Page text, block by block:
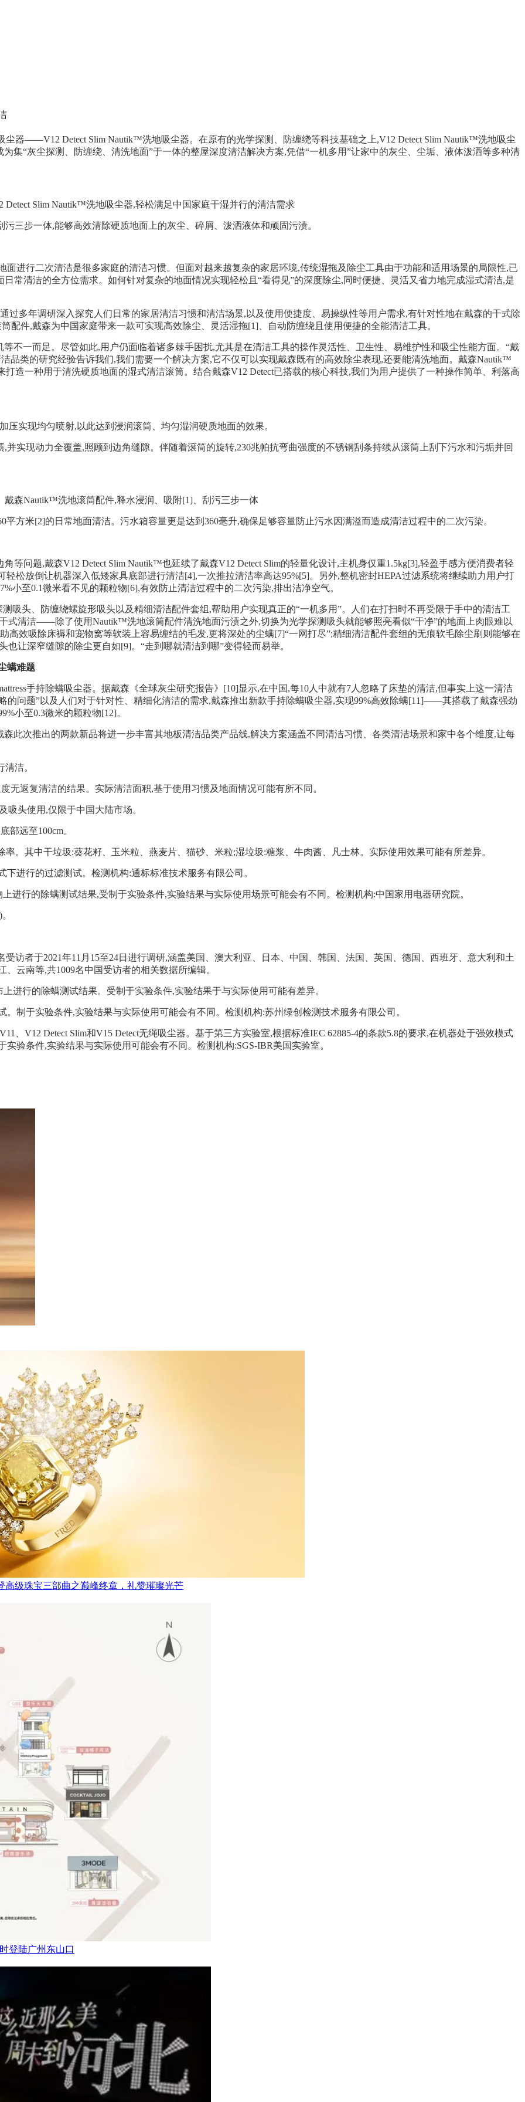
尘器——V12 Detect Slim Nautik™洗地吸尘器。在原有的光学探测、防缠绕等科技基础之上,V12 Detect Slim Nautik™洗地吸尘
“灰尘探测、防缠绕、清洗地面”于一体的整屋深度清洁解决方案,凭借“一机多用”让家中的灰尘、尘垢、液体泼洒等多种清
Detect Slim Nautik™洗地吸尘器,轻松满足中国家庭干湿并行的清洁需求
三步一体,能够高效清除硬质地面上的灰尘、碎屑、泼洒液体和顽固污渍。
进行二次清洁是很多家庭的清洁习惯。但面对越来越复杂的家居环境,传统湿拖及除尘工具由于功能和适用场景的局限性,已
常清洁的全方位需求。如何针对复杂的地面情况实现轻松且“看得见”的深度除尘,同时便捷、灵活又省力地完成湿式清洁,是
过多年调研深入探究人们日常的家居清洁习惯和清洁场景,以及使用便捷度、易操纵性等用户需求,有针对性地在戴森的干式除
件,戴森为中国家庭带来一款可实现高效除尘、灵活湿拖[1]、自动防缠绕且使用便捷的全能清洁工具。
不一而足。尽管如此,用户仍面临着诸多棘手困扰,尤其是在清洁工具的操作灵活性、卫生性、易维护性和吸尘性能方面。“戴
品类的研究经验告诉我们,我们需要一个解决方案,它不仅可以实现戴森既有的高效除尘表现,还要能清洗地面。戴森Nautik™
造一种用于清洗硬质地面的湿式清洁滚筒。结合戴森V12 Detect已搭载的核心科技,我们为用户提供了一种操作简单、利落高
实现均匀喷射,以此达到浸润滚筒、均匀湿润硬质地面的效果。
实现动力全覆盖,照顾到边角缝隙。伴随着滚筒的旋转,230兆帕抗弯曲强度的不锈钢刮条持续从滚筒上刮下污水和污垢并回
戴森Nautik™洗地滚筒配件,释水浸润、吸附[1]、刮污三步一体
方米[2]的日常地面清洁。污水箱容量更是达到360毫升,确保足够容量防止污水因满溢而造成清洁过程中的二次污染。
等问题,戴森V12 Detect Slim Nautik™也延续了戴森V12 Detect Slim的轻量化设计,主机身仅重1.5kg[3],轻盈手感方便消费者轻
松放倒让机器深入低矮家具底部进行清洁[4],一次推拉清洁率高达95%[5]。另外,整机密封HEPA过滤系统将继续助力用户打
至0.1微米看不见的颗粒物[6],有效防止清洁过程中的二次污染,排出洁净空气。
吸头、防缠绕螺旋形吸头以及精细清洁配件套组,帮助用户实现真正的“一机多用”。人们在打扫时不再受限于手中的清洁工
式清洁——除了使用Nautik™洗地滚筒配件清洗地面污渍之外,切换为光学探测吸头就能够照亮看似“干净”的地面上肉眼难以
高效吸除床褥和宠物窝等软装上容易缠结的毛发,更将深处的尘螨[7]“一网打尽”;精细清洁配件套组的无痕软毛除尘刷则能够在
让深窄缝隙的除尘更自如[9]。“走到哪就清洁到哪”变得轻而易举。
螨难题
手持除螨吸尘器。据戴森《全球灰尘研究报告》[10]显示,在中国,每10人中就有7人忽略了床垫的清洁,但事实上这一清洁
的问题”以及人们对于针对性、精细化清洁的需求,戴森推出新款手持除螨吸尘器,实现99%高效除螨[11]——其搭载了戴森强劲
小至0.3微米的颗粒物[12]。
森此次推出的两款新品将进一步丰富其地板清洁品类产品线,解决方案涵盖不同清洁习惯、各类清洁场景和家中各个维度,让每
洁。
无返复清洁的结果。实际清洁面积,基于使用习惯及地面情况可能有所不同。
吸头使用,仅限于中国大陆市场。
部远至100cm。
。其中干垃圾:葵花籽、玉米粒、燕麦片、猫砂、米粒;湿垃圾:糖浆、牛肉酱、凡士林。实际使用效果可能有所差异。
进行的过滤测试。检测机构:通标标准技术服务有限公司。
进行的除螨测试结果,受制于实验条件,实验结果与实际使用场景可能会有不同。检测机构:中国家用电器研究院。
访者于2021年11月15至24日进行调研,涵盖美国、澳大利亚、日本、中国、韩国、法国、英国、德国、西班牙、意大利和土
云南等,共1009名中国受访者的相关数据所编辑。
进行的除螨测试结果。受制于实验条件,实验结果于与实际使用可能有差异。
制于实验条件,实验结果与实际使用可能会有不同。检测机构:苏州绿创检测技术服务有限公司。
、V12 Detect Slim和V15 Detect无绳吸尘器。基于第三方实验室,根据标准IEC 62885-4的条款5.8的要求,在机器处于强效模式
验条件,实验结果与实际使用可能会有不同。检测机构:SGS-IBR美国实验室。
高级珠宝三部曲之巅峰终章，礼赞璀璨光芒
登陆广州东山口